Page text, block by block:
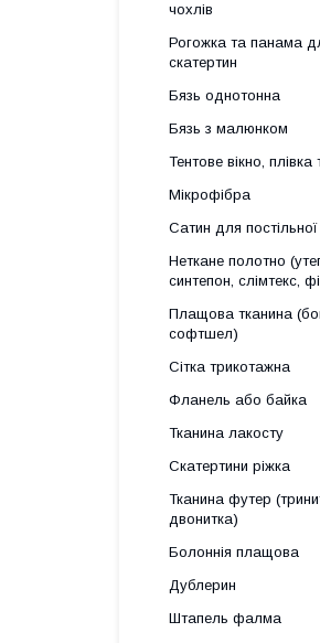
чохлів
Рогожка та панама
скатертин
Бязь однотонна
Бязь з малюнком
Тентове вікно, плівка
Мікрофібра
Сатин для постільної
Неткане полотно
синтепон, слімтекс,
Плащова тканина
софтшел)
Сітка трикотажна
Фланель або байка
Тканина лакосту
Скатертини ріжка
Тканина футер
двонитка)
Болоннія плащова
Дублерин
Штапель фалма